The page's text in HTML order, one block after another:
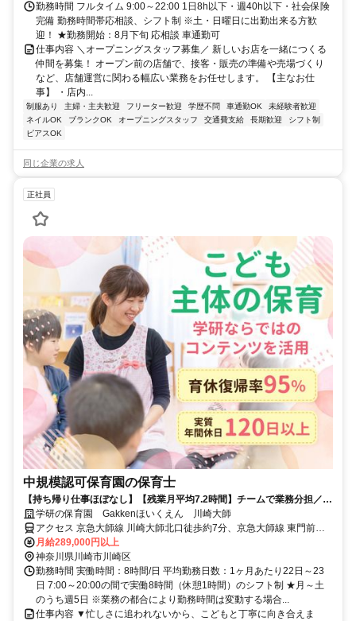
勤務時間 フルタイム 9:00～22:00 1日8h以下・週40h以下・社会保険
完備 勤務時間帯応相談、シフト制 ※土・日曜日に出勤出来る方歓
迎！ ★勤務開始：8月下旬 応相談 車通勤可
仕事内容 ＼オープニングスタッフ募集／ 新しいお店を一緒につくる
仲間を募集！ オープン前の店舗で、接客・販売の準備や売場づくり
など、店舗運営に関わる幅広い業務をお任せします。 【主なお仕
事】 ・店内...
制服あり 主婦・主夫歓迎 フリーター歓迎 学歴不問 車通勤OK
未経験者歓迎
ネイルOK
ブランクOK オープニングスタッフ 交通費支給 長期歓迎
シフト制
ピアスOK
同じ企業の求人
正社員
中規模認可保育園の保育士
【持ち帰り仕事ほぼなし】【残業月平均7.2時間】チームで業務分担／こ
どもと向き合える保育園★未経験・ブランクOK★
学研の保育園 Gakkenほいくえん 川崎大師
アクセス 京急大師線 川崎大師北口徒歩約7分、京急大師線 東門前徒
歩約6分、京急大師線 大師橋徒歩約13分
月給289,000円以上
神奈川県川崎市川崎区
勤務時間 実働時間：8時間/日 平均勤務日数：1ヶ月あたり22日～23
日 7:00～20:00の間で実働8時間（休憩1時間）のシフト制 ★月～土
のうち週5日 ※業務の都合により勤務時間は変動する場合...
仕事内容 ▼忙しさに追われないから、こどもと丁寧に向き合えま